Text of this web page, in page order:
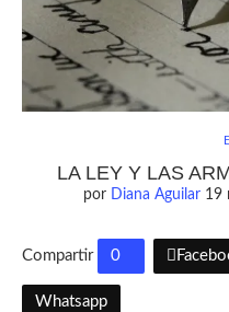
LA LEY Y LAS
por Diana Aguilar 19
Compartir 0
Whatsapp